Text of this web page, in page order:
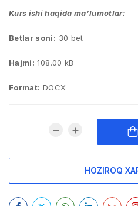
Kurs ishi haqida ma’lumotlar:
Betlar soni: 30 bet
Hajmi: 108.00 kB
Format: DOCX
HOZIROQ